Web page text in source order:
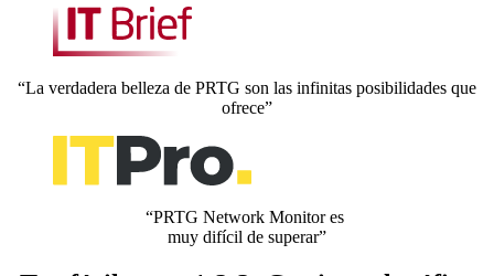
“La verdadera belleza de PRTG son las infinitas posibilidades que
ofrece”
“PRTG Network Monitor es
muy difícil de superar”